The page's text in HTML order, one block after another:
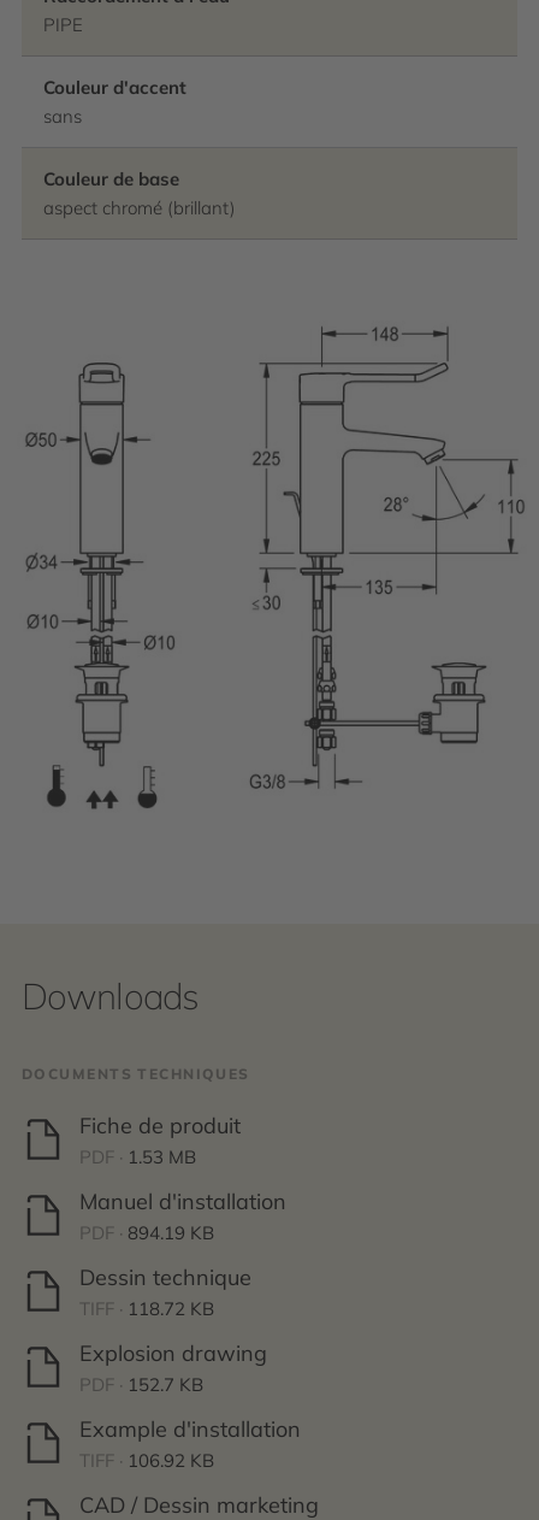
PIPE
Couleur d'accent
sans
Couleur de base
aspect chromé (brillant)
Downloads
DOCUMENTS TECHNIQUES
Fiche de produit
PDF · 1.53 MB
Manuel d'installation
PDF · 894.19 KB
Dessin technique
TIFF · 118.72 KB
Explosion drawing
PDF · 152.7 KB
Example d'installation
TIFF · 106.92 KB
CAD / Dessin marketing